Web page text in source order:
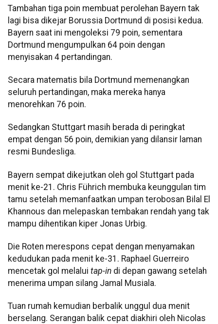
Tambahan tiga poin membuat perolehan Bayern tak
lagi bisa dikejar Borussia Dortmund di posisi kedua.
Bayern saat ini mengoleksi 79 poin, sementara
Dortmund mengumpulkan 64 poin dengan
menyisakan 4 pertandingan.
Secara matematis bila Dortmund memenangkan
seluruh pertandingan, maka mereka hanya
menorehkan 76 poin.
Sedangkan Stuttgart masih berada di peringkat
empat dengan 56 poin, demikian yang dilansir laman
resmi Bundesliga.
Bayern sempat dikejutkan oleh gol Stuttgart pada
menit ke-21. Chris Führich membuka keunggulan tim
tamu setelah memanfaatkan umpan terobosan Bilal El
Khannous dan melepaskan tembakan rendah yang tak
mampu dihentikan kiper Jonas Urbig.
Die Roten merespons cepat dengan menyamakan
kedudukan pada menit ke-31. Raphael Guerreiro
mencetak gol melalui tap-in di depan gawang setelah
menerima umpan silang Jamal Musiala.
Tuan rumah kemudian berbalik unggul dua menit
berselang. Serangan balik cepat diakhiri oleh Nicolas